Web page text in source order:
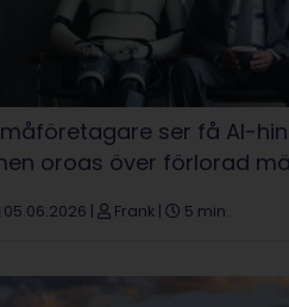
ser få AI-
oroas över förlorad
05.06.2026 Frank 5 min.